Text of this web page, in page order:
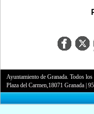
Ayuntamiento de Granada. Todos
Plaza del Carmen,18071 Granada |